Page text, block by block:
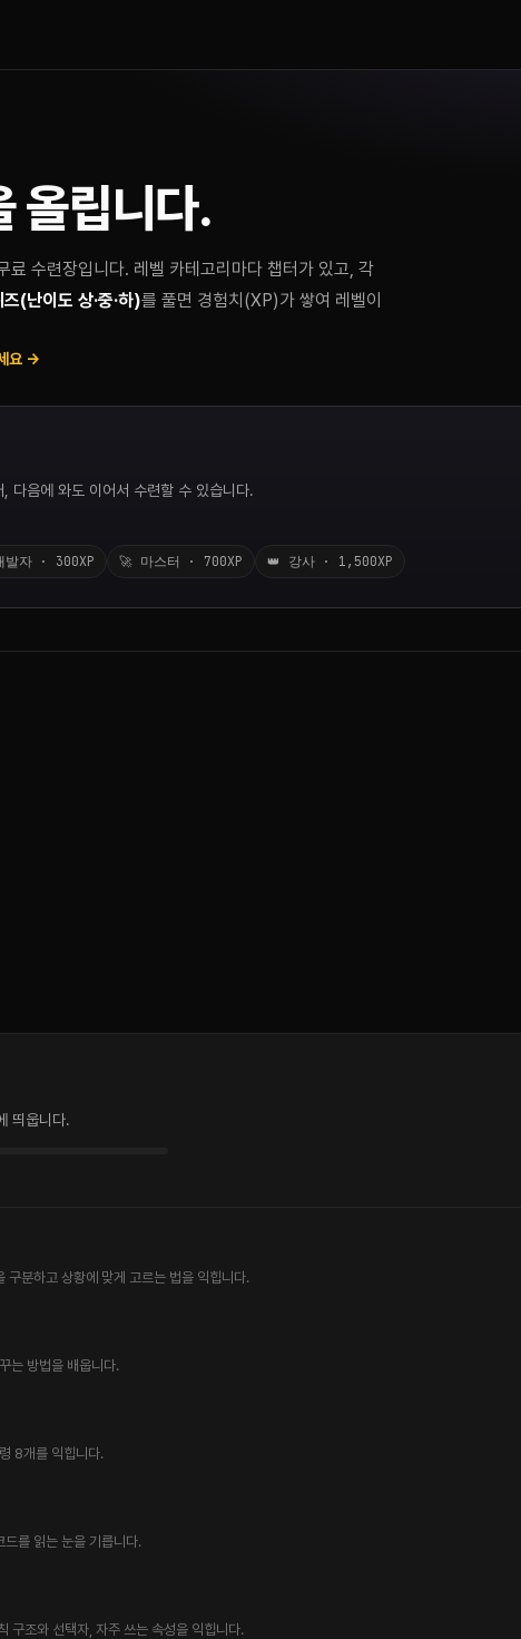
올립니다.
수련장입니다. 레벨 카테고리마다 챕터가 있고, 각
(난이도 상·중·하)를 풀면 경험치(XP)가 쌓여 레벨이
요 →
다음에 와도 이어서 수련할 수 있습니다.
발자 · 300XP 🚀 마스터 · 700XP 👑 강사 · 1,500XP
띄웁니다.
하고 상황에 맞게 고르는 법을 익힙니다.
는 방법을 배웁니다.
8개를 익힙니다.
를 읽는 눈을 기릅니다.
구조와 선택자, 자주 쓰는 속성을 익힙니다.